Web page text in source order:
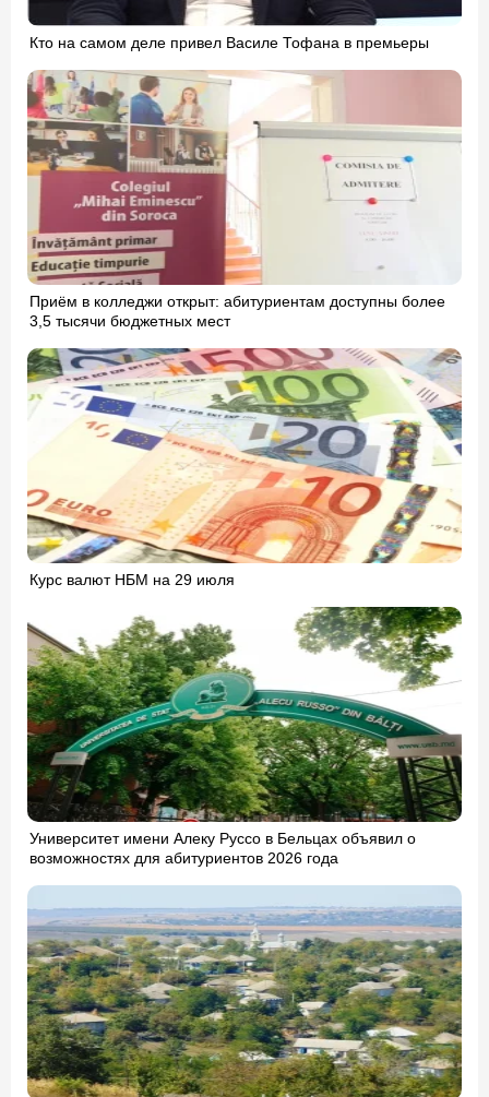
Кто на самом деле привел Василе Тофана в премьеры
Приём в колледжи открыт: абитуриентам доступны более
3,5 тысячи бюджетных мест
Курс валют НБМ на 29 июля
Университет имени Алеку Руссо в Бельцах объявил о
возможностях для абитуриентов 2026 года